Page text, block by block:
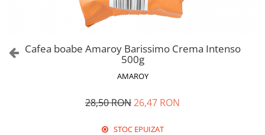
Cafea boabe Amaroy Barissimo Crema Intenso
500g
AMAROY
28,50 RON26,47 RON
STOC EPUIZAT